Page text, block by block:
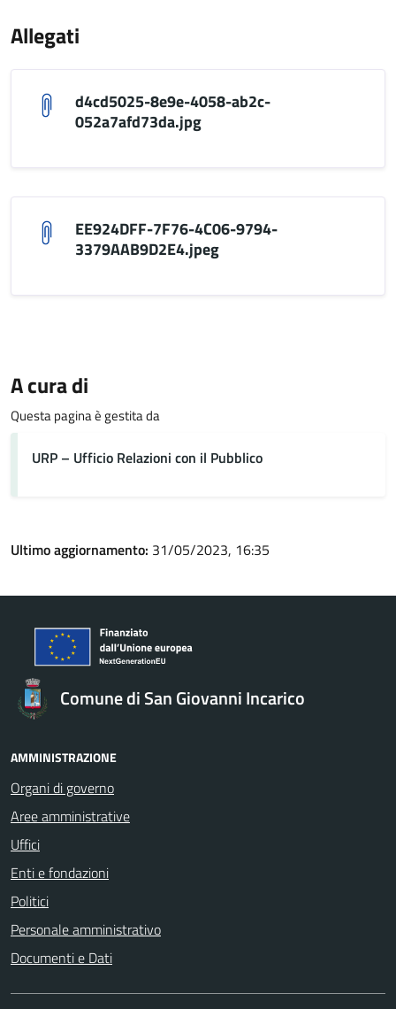
Allegati
d4cd5025-8e9e-4058-ab2c-
052a7afd73da.jpg
EE924DFF-7F76-4C06-9794-
3379AAB9D2E4.jpeg
A cura di
Questa pagina è gestita da
URP – Ufficio Relazioni con il Pubblico
Ultimo aggiornamento: 31/05/2023, 16:35
Comune di San Giovanni Incarico
AMMINISTRAZIONE
Organi di governo
Aree amministrative
Uffici
Enti e fondazioni
Politici
Personale amministrativo
Documenti e Dati